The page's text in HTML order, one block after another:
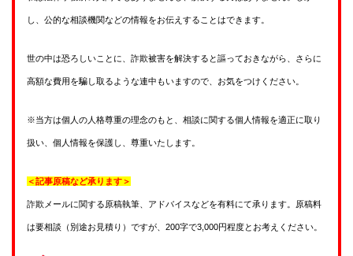
し、公的な相談機関などの情報をお伝えすることはできます。
世の中は恐ろしいことに、詐欺被害を解決すると謳っておきながら、さらに
高額な費用を騙し取るような連中もいますので、お気をつけください。
※当方は個人の人格尊重の理念のもと、相談に関する個人情報を適正に取り
扱い、個人情報を保護し、尊重いたします。
＜記事原稿など承ります＞
詐欺メールに関する原稿執筆、アドバイスなどを有料にて承ります。原稿料
は要相談（別途お見積り）ですが、200字で3,000円程度とお考えください。